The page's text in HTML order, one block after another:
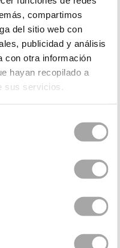
compartimos
del sitio web con
publicidad y análisis
con otra información
hayan recopilado a
sus servicios.